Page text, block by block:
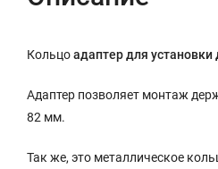
Кольцоадаптер для
Адаптер позволяет монтаж
82 мм.
Так же, это металлическое